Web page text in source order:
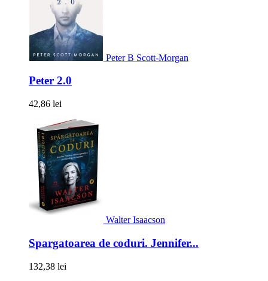
Peter B Scott-Morgan
Peter 2.0
42,86 lei
Walter Isaacson
Spargatoarea de coduri. Jennifer...
132,38 lei